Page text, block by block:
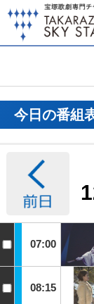
今日の番組
07:00
08:15